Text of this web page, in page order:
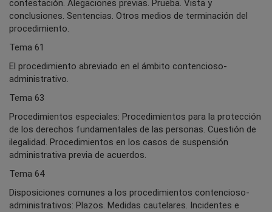
contestación. Alegaciones previas. Prueba. Vista y
conclusiones. Sentencias. Otros medios de terminación del
procedimiento.
Tema 61
El procedimiento abreviado en el ámbito contencioso-
administrativo.
Tema 63
Procedimientos especiales: Procedimientos para la protección
de los derechos fundamentales de las personas. Cuestión de
ilegalidad. Procedimientos en los casos de suspensión
administrativa previa de acuerdos.
Tema 64
Disposiciones comunes a los procedimientos contencioso-
administrativos: Plazos. Medidas cautelares. Incidentes e